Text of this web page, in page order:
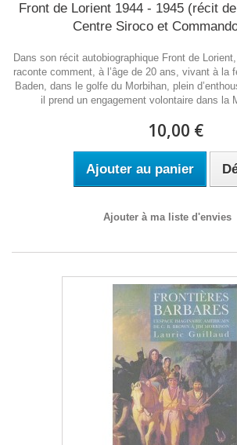
Front de Lorient 1944 - 1945 (récit
Centre Siroco et
Dans son récit autobiographique Front de
raconte comment, à l’âge de 20 ans, vivant à la
Baden, dans le golfe du Morbihan, plein
il prend un engagement volontaire dans la
10,00 €
Ajouter au panier
Ajouter à ma liste d'envies